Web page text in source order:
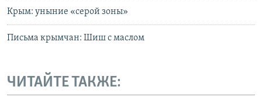
Крым: уныние «серой зоны»
Письма крымчан: Шиш с маслом
ЧИТАЙТЕ ТАКЖЕ: